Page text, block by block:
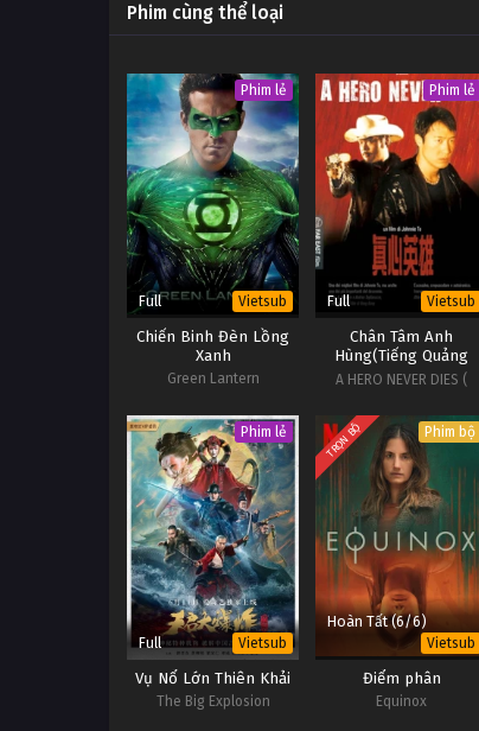
Phim cùng thể loại
Phim lẻ
Full Vietsub
Chiến Binh Đèn Lồng
Xanh
Green Lantern
Phim lẻ
Full Vietsub
Chân Tâm Anh
Hùng(Tiếng Quảng
Đông)
A HERO NEVER DIES (
Phim lẻ
Full Vietsub
Vụ Nổ Lớn Thiên Khải
The Big Explosion
TRỌN BỘ Phim bộ
Hoàn Tất (6/6)
Vietsub
Điểm phân
Equinox